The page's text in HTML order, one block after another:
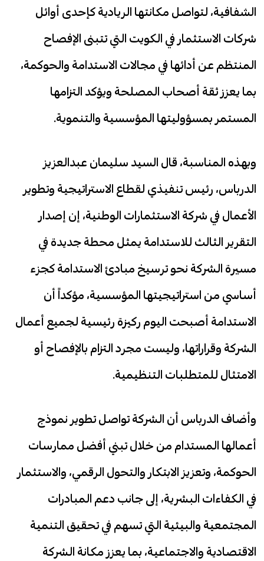
الشفافية، لتواصل مكانتها الريادية كإحدى أوائل
شركات الاستثمار في الكويت التي تتبنى الإفصاح
المنتظم عن أدائها في مجالات الاستدامة والحوكمة،
بما يعزز ثقة أصحاب المصلحة ويؤكد التزامها
المستمر بمسؤوليتها المؤسسية والتنموية.
وبهذه المناسبة، قال السيد سليمان عبدالعزيز
الدرباس، رئيس تنفيذي لقطاع الاستراتيجية وتطوير
الأعمال في شركة الاستثمارات الوطنية، إن إصدار
التقرير الثالث للاستدامة يمثل محطة جديدة في
مسيرة الشركة نحو ترسيخ مبادئ الاستدامة كجزء
أساسي من استراتيجيتها المؤسسية، مؤكداً أن
الاستدامة أصبحت اليوم ركيزة رئيسية لجميع أعمال
الشركة وقراراتها، وليست مجرد التزام بالإفصاح أو
الامتثال للمتطلبات التنظيمية.
وأضاف الدرباس أن الشركة تواصل تطوير نموذج
أعمالها المستدام من خلال تبني أفضل ممارسات
الحوكمة، وتعزيز الابتكار والتحول الرقمي، والاستثمار
في الكفاءات البشرية، إلى جانب دعم المبادرات
المجتمعية والبيئية التي تسهم في تحقيق التنمية
الاقتصادية والاجتماعية، بما يعزز مكانة الشركة